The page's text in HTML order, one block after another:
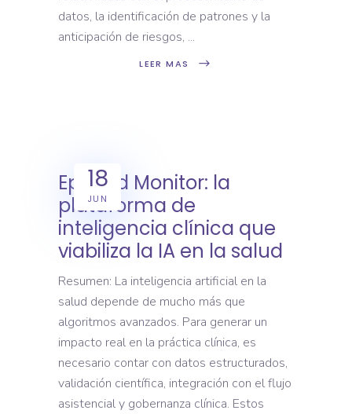
datos, la identificación de patrones y la
anticipación de riesgos,
LEER MAS
18
JUN
Epimed Monitor: la
plataforma de
inteligencia clínica que
viabiliza la IA en la salud
Resumen: La inteligencia artificial en la
salud depende de mucho más que
algoritmos avanzados. Para generar un
impacto real en la práctica clínica, es
necesario contar con datos estructurados,
validación científica, integración con el flujo
asistencial y gobernanza clínica. Estos